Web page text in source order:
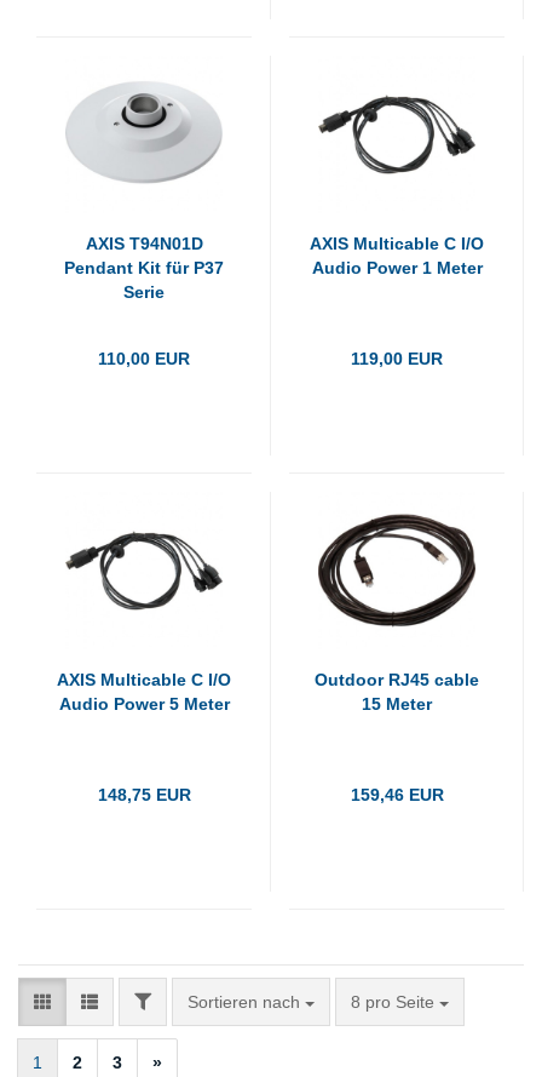
AXIS T94N01D
Pendant Kit für P37
Serie
110,00 EUR
AXIS Multicable C I/O
Audio Power 1 Meter
119,00 EUR
AXIS Multicable C I/O
Audio Power 5 Meter
148,75 EUR
Outdoor RJ45 cable
15 Meter
159,46 EUR
FILTERSortieren nach
Sortieren nach 8 pro Seite
pro Seite
1 2 3 »